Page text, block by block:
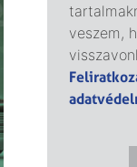
veszem,